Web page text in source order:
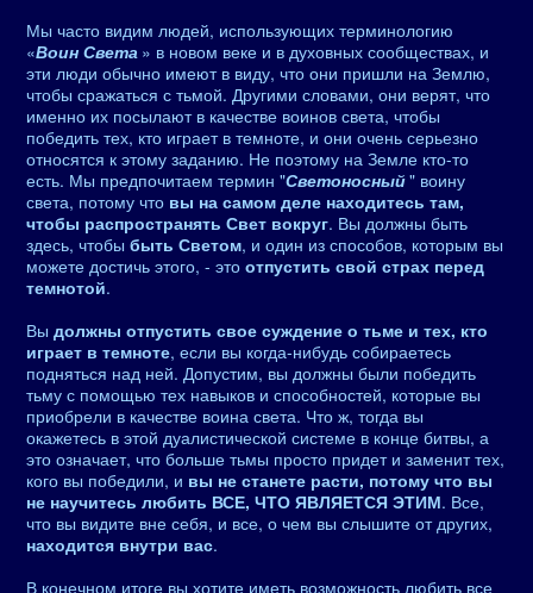
Мы часто видим людей, использующих терминологию
«Воин Света » в новом веке и в духовных сообществах, и
эти люди обычно имеют в виду, что они пришли на Землю,
чтобы сражаться с тьмой. Другими словами, они верят, что
именно их посылают в качестве воинов света, чтобы
победить тех, кто играет в темноте, и они очень серьезно
относятся к этому заданию. Не поэтому на Земле кто-то
есть. Мы предпочитаем термин "Светоносный" воину
света, потому что вы на самом деле находитесь там,
чтобы распространять Свет вокруг. Вы должны быть
здесь, чтобы быть Светом, и один из способов, которым вы
можете достичь этого, - это отпустить свой страх перед
темнотой.
Вы должны отпустить свое суждение о тьме и тех, кто
играет в темноте, если вы когда-нибудь собираетесь
подняться над ней. Допустим, вы должны были победить
тьму с помощью тех навыков и способностей, которые вы
приобрели в качестве воина света. Что ж, тогда вы
окажетесь в этой дуалистической системе в конце битвы, а
это означает, что больше тьмы просто придет и заменит тех,
кого вы победили, и вы не станете расти, потому что вы
не научитесь любить ВСЕ, ЧТО ЯВЛЯЕТСЯ ЭТИМ. Все,
что вы видите вне себя, и все, о чем вы слышите от других,
находится внутри вас.
В конечном итоге вы хотите иметь возможность любить все